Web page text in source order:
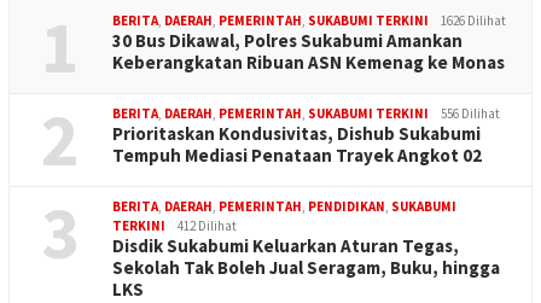
1 BERITA, DAERAH, PEMERINTAH, SUKABUMI TERKINI 1626 Dilihat
30 Bus Dikawal, Polres Sukabumi Amankan
Keberangkatan Ribuan ASN Kemenag ke Monas
2 BERITA, DAERAH, PEMERINTAH, SUKABUMI TERKINI 556 Dilihat
Prioritaskan Kondusivitas, Dishub Sukabumi
Tempuh Mediasi Penataan Trayek Angkot 02
3 BERITA, DAERAH, PEMERINTAH, PENDIDIKAN, SUKABUMI
TERKINI
412 Dilihat
Disdik Sukabumi Keluarkan Aturan Tegas,
Sekolah Tak Boleh Jual Seragam, Buku, hingga
LKS